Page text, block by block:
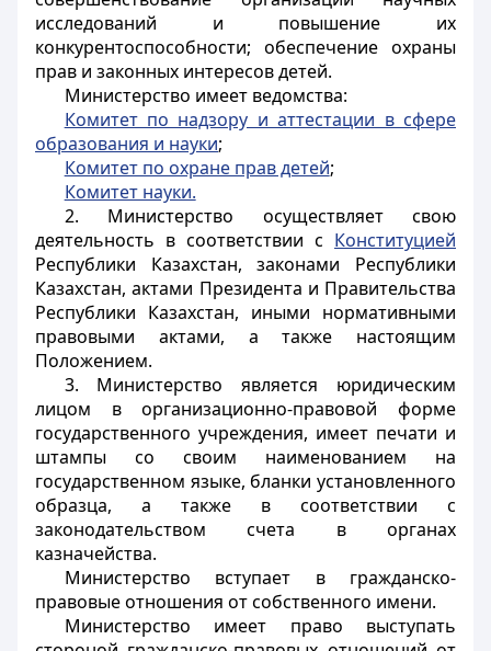
исследований и повышение их
конкурентоспособности; обеспечение охраны
прав и законных интересов детей.
Министерство имеет ведомства:
Комитет по надзору и аттестации в сфере
образования и науки;
Комитет по охране прав детей;
Комитет науки.
2. Министерство осуществляет свою
деятельность в соответствии с Конституцией
Республики Казахстан, законами Республики
Казахстан, актами Президента и Правительства
Республики Казахстан, иными нормативными
правовыми актами, а также настоящим
Положением.
3. Министерство является юридическим
лицом в организационно-правовой форме
государственного учреждения, имеет печати и
штампы со своим наименованием на
государственном языке, бланки установленного
образца, а также в соответствии с
законодательством счета в органах
казначейства.
Министерство вступает в гражданско-
правовые отношения от собственного имени.
Министерство имеет право выступать